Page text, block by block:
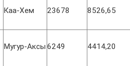
Каа-Хем 23678 8526,65
Мугур-Аксы 6249 4414,20